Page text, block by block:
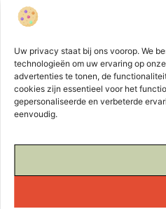
Uw privacy staat bij ons voorop. We
technologieën om uw ervaring op
advertenties te tonen, de
cookies zijn essentieel voor het
gepersonaliseerde en verbeterde
eenvoudig.